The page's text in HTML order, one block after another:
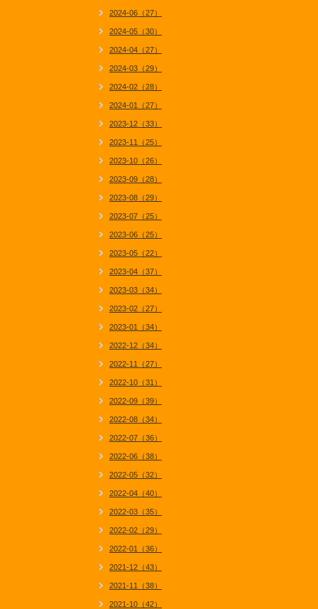
2024-06（27）
2024-05（30）
2024-04（27）
2024-03（29）
2024-02（28）
2024-01（27）
2023-12（33）
2023-11（25）
2023-10（26）
2023-09（28）
2023-08（29）
2023-07（25）
2023-06（25）
2023-05（22）
2023-04（37）
2023-03（34）
2023-02（27）
2023-01（34）
2022-12（34）
2022-11（27）
2022-10（31）
2022-09（39）
2022-08（34）
2022-07（36）
2022-06（38）
2022-05（32）
2022-04（40）
2022-03（35）
2022-02（29）
2022-01（36）
2021-12（43）
2021-11（38）
2021-10（42）